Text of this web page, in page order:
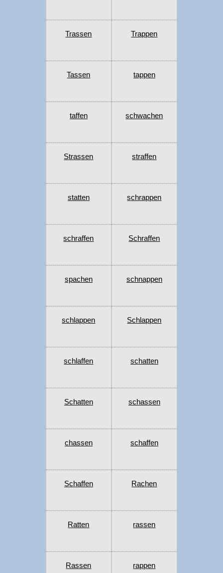
Trassen Trappen
Tassen tappen
taffen schwachen
Strassen straffen
statten schrappen
schraffen Schraffen
spachen schnappen
schlappen Schlappen
schlaffen schatten
Schatten schassen
chassen schaffen
Schaffen Rachen
Ratten rassen
Rassen rappen